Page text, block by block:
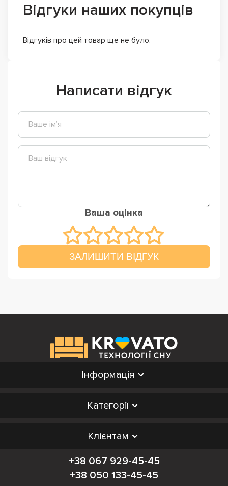
Відгуки наших покупців
Відгуків про цей товар ще не було.
Написати відгук
Ваша оцінка
ЗАЛИШИТИ ВІДГУК
Інформація
Категорії
Клієнтам
+38 067 929-45-45
+38 050 133-45-45